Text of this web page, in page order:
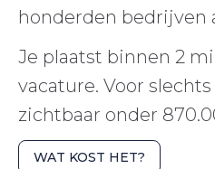
honderden bedrijven
Je plaatst binnen 2
vacature. Voor
zichtbaar onder
WAT KOST HET?